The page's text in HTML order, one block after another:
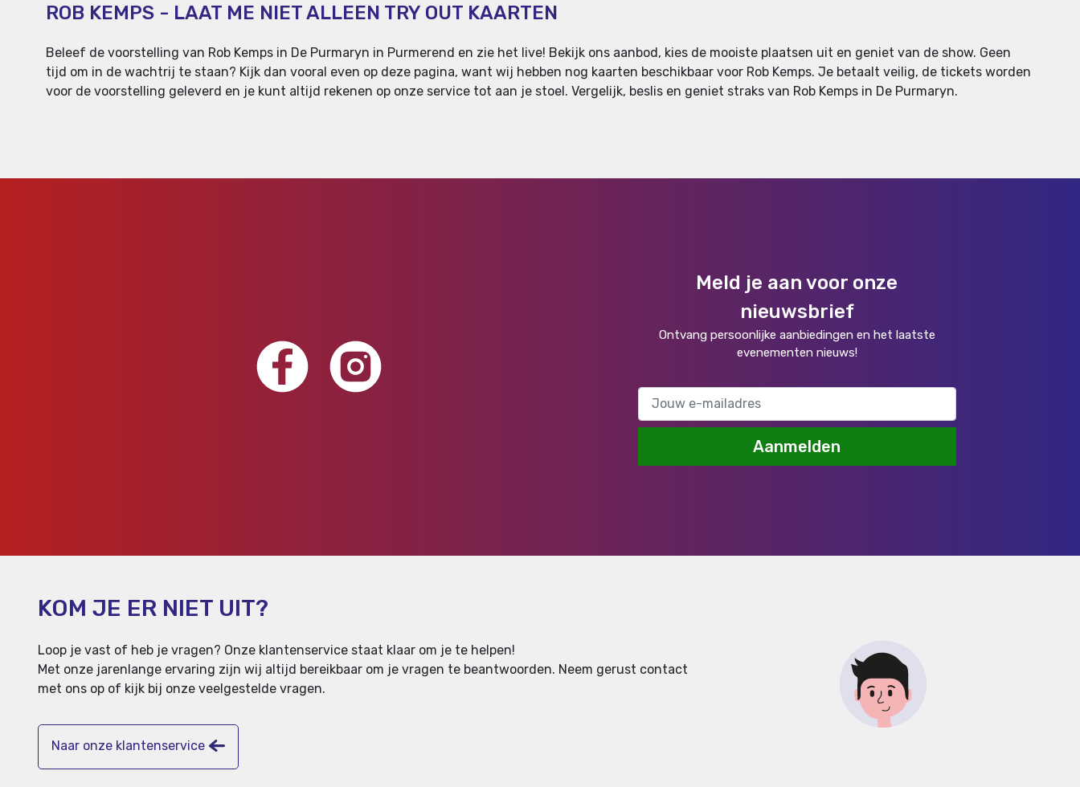
ROB KEMPS - LAAT ME NIET ALLEEN TRY OUT KAARTEN
Beleef de voorstelling van Rob Kemps in De Purmaryn in Purmerend en zie het live! Bekijk ons aanbod, kies de mooiste plaatsen uit en geniet van de show. Geen
tijd om in de wachtrij te staan? Kijk dan vooral even op deze pagina, want wij hebben nog kaarten beschikbaar voor Rob Kemps. Je betaalt veilig, de tickets worden
voor de voorstelling geleverd en je kunt altijd rekenen op onze service tot aan je stoel. Vergelijk, beslis en geniet straks van Rob Kemps in De Purmaryn.
Meld je aan voor onze
nieuwsbrief
Ontvang persoonlijke aanbiedingen en het laatste
evenementen nieuws!
Aanmelden
KOM JE ER NIET UIT?
Loop je vast of heb je vragen? Onze klantenservice staat klaar om je te helpen!
Met onze jarenlange ervaring zijn wij altijd bereikbaar om je vragen te beantwoorden. Neem gerust contact
met ons op of kijk bij onze veelgestelde vragen.
Naar onze klantenservice